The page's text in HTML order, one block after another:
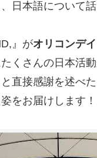
日本語について
』がオリコンデ
くさんの日本活
直接感謝を述べた
をお届けします